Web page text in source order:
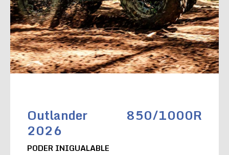
Outlander 850/1000R
2026
PODER INIGUALABLE